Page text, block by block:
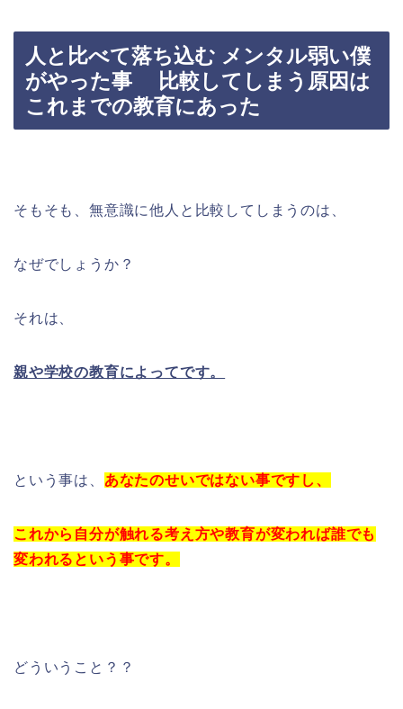
人と比べて落ち込む メンタル弱い僕
がやった事 比較してしまう原因は
これまでの教育にあった
そもそも、無意識に他人と比較してしまうのは、
なぜでしょうか？
それは、
親や学校の教育によってです。
という事は、 あなたのせいではない事ですし、
これから自分が触れる考え方や教育が変われば誰でも
変われるという事です。
どういうこと？？